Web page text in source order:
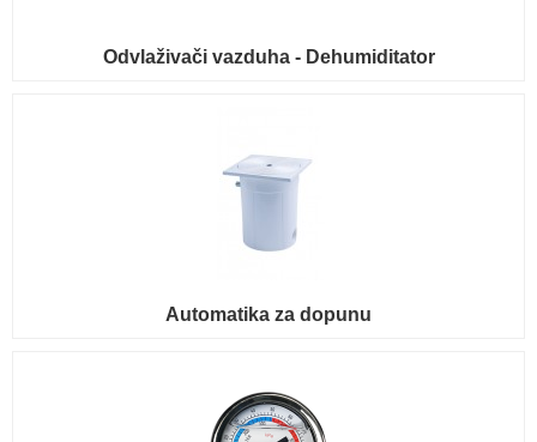
Odvlaživači vazduha - Dehumiditator
Automatika za dopunu